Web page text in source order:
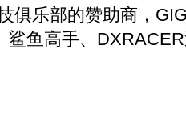
俱乐部的赞助商，
鲨鱼高手、